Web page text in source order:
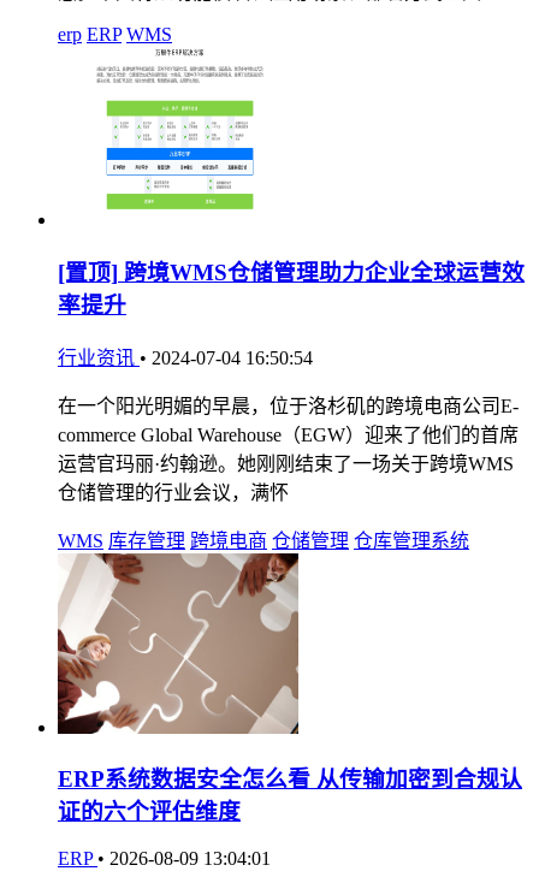
erp ERP WMS
[置顶] 跨境WMS仓储管理助力企业全球运营效
率提升
行业资讯 • 2024-07-04 16:50:54
在一个阳光明媚的早晨，位于洛杉矶的跨境电商公司E-
commerce Global Warehouse（EGW）迎来了他们的首席
运营官玛丽·约翰逊。她刚刚结束了一场关于跨境WMS
仓储管理的行业会议，满怀
WMS 库存管理 跨境电商 仓储管理 仓库管理系统
ERP系统数据安全怎么看 从传输加密到合规认
证的六个评估维度
ERP • 2026-08-09 13:04:01